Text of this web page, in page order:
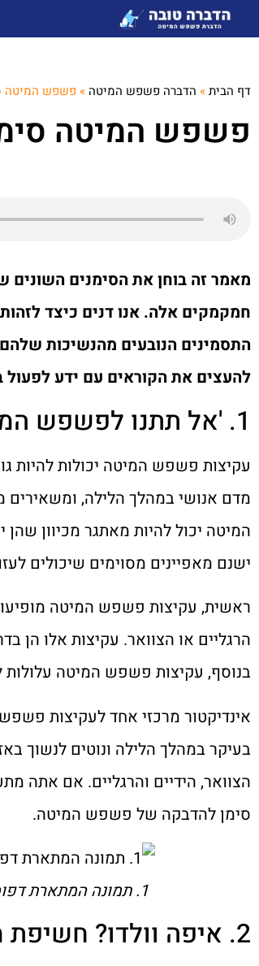
דף הבית» הדברה פשפש המיטה » פשפש המיטה
פשפש המיטה
מאמר זה בוחן את הסימנים
חמקמקים אלה. אנו דנים כיצד
התסמינים הנובעים מהנשיכות
להעצים את הקוראים עם ידע לפעול
1. 'אל תתנו לפשפש המיטה לנשוך': זיהוי עקיצות פשפש המיטה
עקיצות פשפש המיטה יכולות להיות
מדם אנושי במהלך הלילה, ומשאירים
המיטה יכול להיות מאתגר מכיוון
ישנם מאפיינים מסוימים שיכולים
ראשית, עקיצות פשפש המיטה מופיעות
הרגליים או הצוואר. עקיצות אלו הן
בנוסף, עקיצות פשפש המיטה עלולות
אינדיקטור מרכזי אחד לעקיצות
בעיקר במהלך הלילה ונוטים לנשוך
הצוואר, הידיים והרגליים. אם אתה
סימן להדבקה של פשפש המיטה.
1. תמונה המתארת דפוסים נפוצים של עקיצות פשפש המיטה על עור האדם.
2. איפה וולדו? חשיפת מחבואים של פשפש המיטה